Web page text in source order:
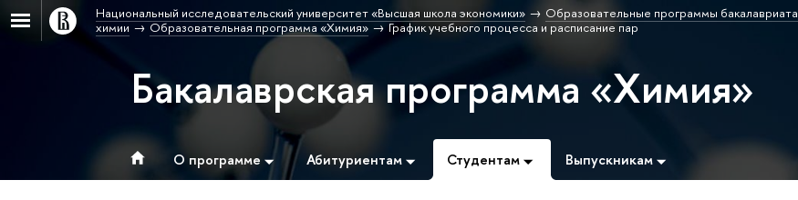
Национальный исследовательский университет «Высшая школа экономики» Образовательные программы бакалавриата
химии
Образовательная программа «Химия» График учебного процесса и расписание пар
Бакалаврская программа «Химия»
О программе Абитуриентам Студентам Выпускникам